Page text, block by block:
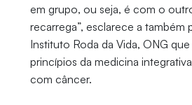
em grupo, ou seja, é com o
recarrega”, esclarece a também
Instituto Roda da Vida, ONG
princípios da medicina
com câncer.